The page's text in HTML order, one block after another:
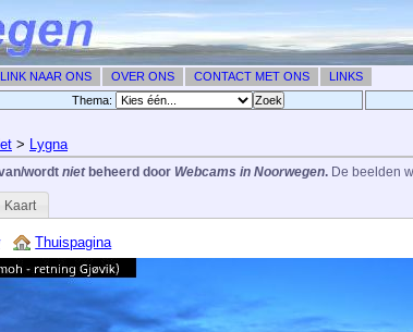
LINK NAAR ONS OVER ONS CONTACT MET ONS LINKS
Thema: